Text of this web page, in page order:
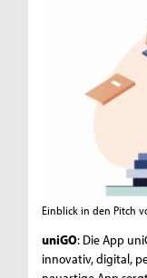
Einblick in den Pitch
uniGO: Die App
innovativ, digital,